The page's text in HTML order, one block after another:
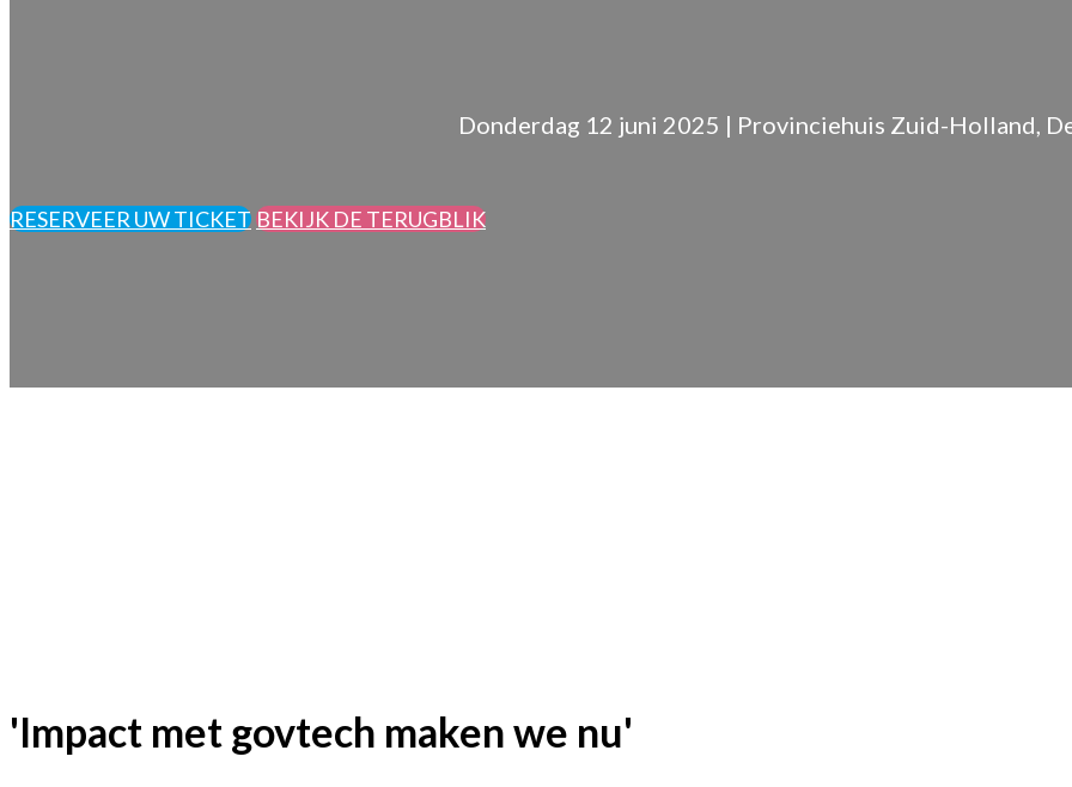
Donderdag 12 juni 2025 | Provinciehuis Zuid-Holland,
RESERVEER UW TICKETBEKIJK DE TERUGBLIK
'Impact met govtech maken we nu'